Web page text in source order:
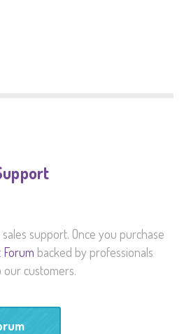
support. Once you purchase
backed by professionals
customers.